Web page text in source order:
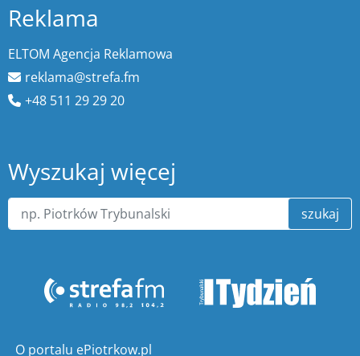
Reklama
ELTOM Agencja Reklamowa
reklama@strefa.fm
+48 511 29 29 20
Wyszukaj więcej
szukaj
O portalu ePiotrkow.pl